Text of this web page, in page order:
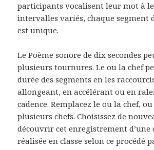
participants vocalisent leur mot à
intervalles variés, chaque segment
est unique.
Le Poème sonore de dix secondes
plusieurs tournures. Le ou la chef
durée des segments en les
allongeant, en accélérant ou en
cadence. Remplacez le ou la chef,
plusieurs chefs. Choisissez de
découvrir cet enregistrement
réalisée en classe selon ce procédé